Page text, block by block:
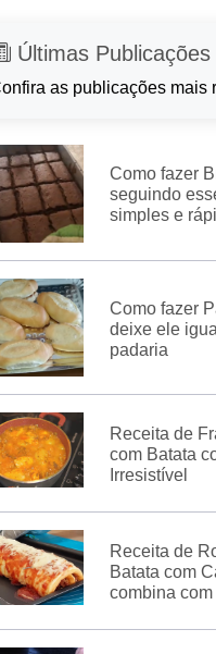
Últimas Publicações
as publicações mais
Como fazer
seguindo
simples e
Como fazer
deixe ele
padaria
Receita de
com Batata
Irresistível
Receita de
Batata com
combina com